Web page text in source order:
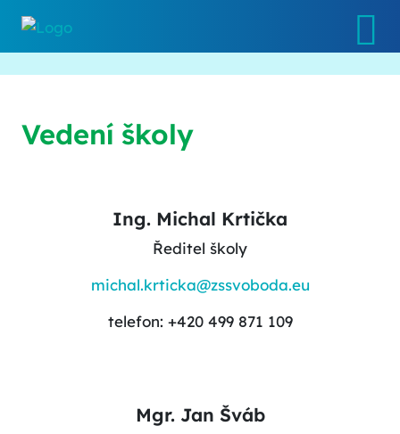
Vedení školy
Ing. Michal Krtička
Ředitel školy
michal.krticka@zssvoboda.eu
telefon: +420 499 871 109
Mgr. Jan Šváb